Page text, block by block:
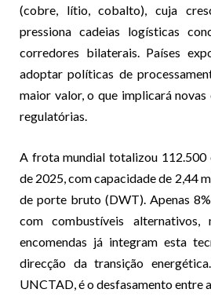
(cobre, lítio, cobalto), cuja
pressiona cadeias logísticas
corredores bilaterais. Países
adoptar políticas de
maior valor, o que implicará
regulatórias.
A frota mundial totalizou 112.500
de 2025, com capacidade de 2,44
de porte bruto (DWT). Apenas
com combustíveis alternativos,
encomendas já integram esta
direcção da transição
UNCTAD, é o desfasamento entre